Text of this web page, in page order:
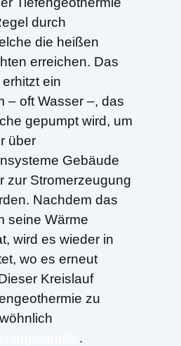
durch
die heißen
erreichen. Das
ein
– oft Wasser –, das
gepumpt wird, um
über
Gebäude
zur Stromerzeugung
Nachdem das
seine Wärme
wird es wieder in
wo es erneut
Kreislauf
zu
.